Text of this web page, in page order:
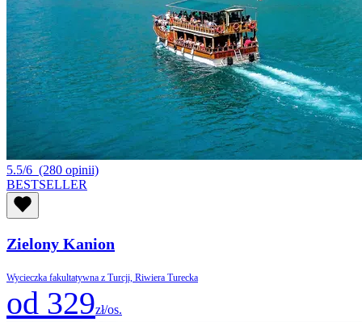
5.5/6 (280 opinii)
BESTSELLER
Zielony Kanion
Wycieczka fakultatywna z Turcji, Riwiera Turecka
od 329zł/os.